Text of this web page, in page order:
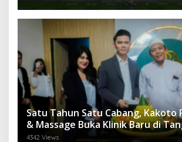
Satu Tahun Satu Cabang, Kakoto
& Massage Buka Klinik Baru di
4342 Views